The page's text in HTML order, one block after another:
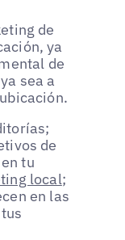
de
ya
de
sea a
de
tu
local;
en las